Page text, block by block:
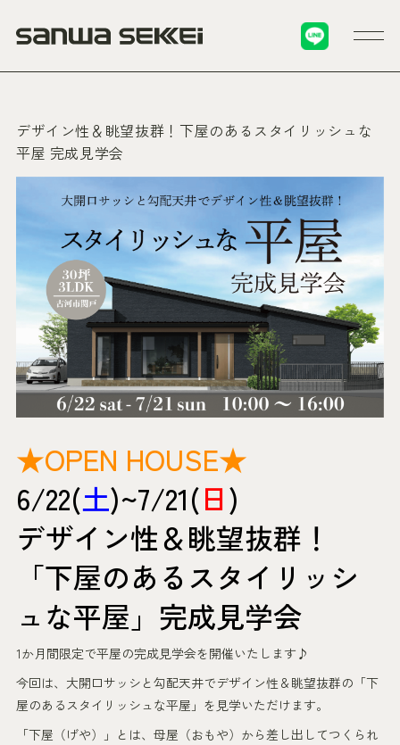
デザイン性＆眺望抜群！下屋のあるスタイリッシュな
平屋 完成見学会
★OPEN HOUSE★
6/22(土)~7/21(日)
デザイン性＆眺望抜群！
「下屋のあるスタイリッシ
ュな平屋」完成見学会
1か月間限定で平屋の完成見学会を開催いたします♪
今回は、大開口サッシと勾配天井でデザイン性＆眺望抜群の「下
屋のあるスタイリッシュな平屋」を見学いただけます。
「下屋（げや）」とは、母屋（おもや）から差し出してつくられ